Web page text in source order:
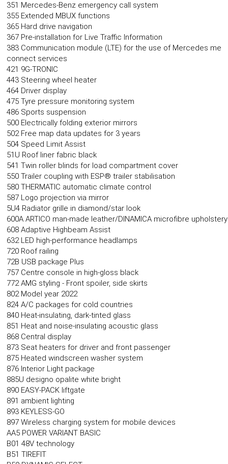
351 Mercedes-Benz emergency call system
355 Extended MBUX functions
365 Hard drive navigation
367 Pre-installation for Live Traffic Information
383 Communication module (LTE) for the use of Mercedes me
connect services
421 9G-TRONIC
443 Steering wheel heater
464 Driver display
475 Tyre pressure monitoring system
486 Sports suspension
500 Electrically folding exterior mirrors
502 Free map data updates for 3 years
504 Speed Limit Assist
51U Roof liner fabric black
541 Twin roller blinds for load compartment cover
550 Trailer coupling with ESP® trailer stabilisation
580 THERMATIC automatic climate control
587 Logo projection via mirror
5U4 Radiator grille in diamond/star look
600A ARTICO man-made leather/DINAMICA microfibre upholstery
608 Adaptive Highbeam Assist
632 LED high-performance headlamps
720 Roof railing
72B USB package Plus
757 Centre console in high-gloss black
772 AMG styling - Front spoiler, side skirts
802 Model year 2022
824 A/C packages for cold countries
840 Heat-insulating, dark-tinted glass
851 Heat and noise-insulating acoustic glass
868 Central display
873 Seat heaters for driver and front passenger
875 Heated windscreen washer system
876 Interior Light package
885U designo opalite white bright
890 EASY-PACK liftgate
891 ambient lighting
893 KEYLESS-GO
897 Wireless charging system for mobile devices
AA5 POWER VARIANT BASIC
B01 48V technology
B51 TIREFIT